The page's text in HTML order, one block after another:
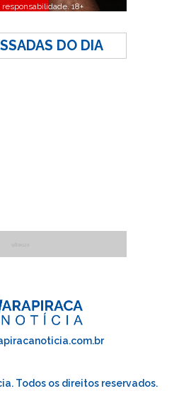
18+
DO DIA
Todos os direitos reservados.